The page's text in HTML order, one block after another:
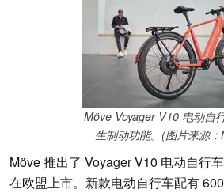
Möve Voyager V10 电动自
生制动功能。(图片来源：
Möve 推出了 Voyager V10 电动自行
在欧盟上市。新款电动自行车配有